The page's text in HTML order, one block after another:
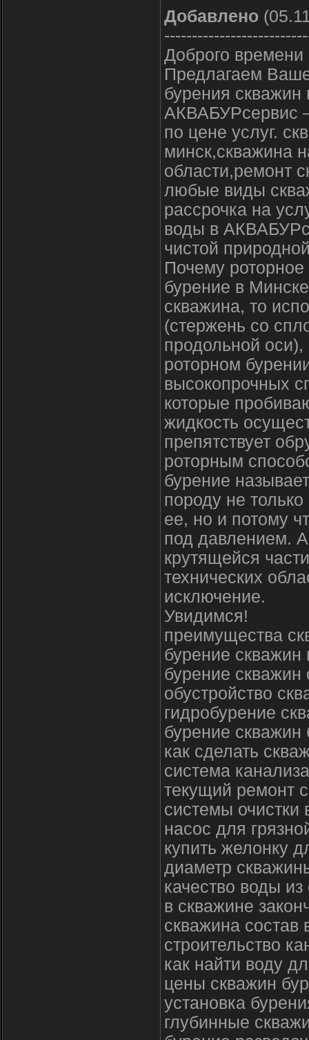
Добавлено
Доброго времени
Предлагаем
бурения
АКВАБУРсервис
по цене услуг.
минск,скважина
области,ремонт
любые виды
рассрочка на
воды в
чистой
Почему
бурение в
скважина, то
(стержень со
продольной
роторном
высокопрочных
которые
жидкость
препятствует
роторным
бурение
породу не
ее, но и потому
под давлением.
крутящейся
технических
исключение.
Увидимся!
преимущества
бурение скважин
бурение скважин
обустройство
гидробурение
бурение скважин
как сделать
система
текущий ремонт
системы
насос для
купить желонку
диаметр
качество воды
в скважине
скважина состав
строительство
как найти воду
цены скважин
установка
глубинные